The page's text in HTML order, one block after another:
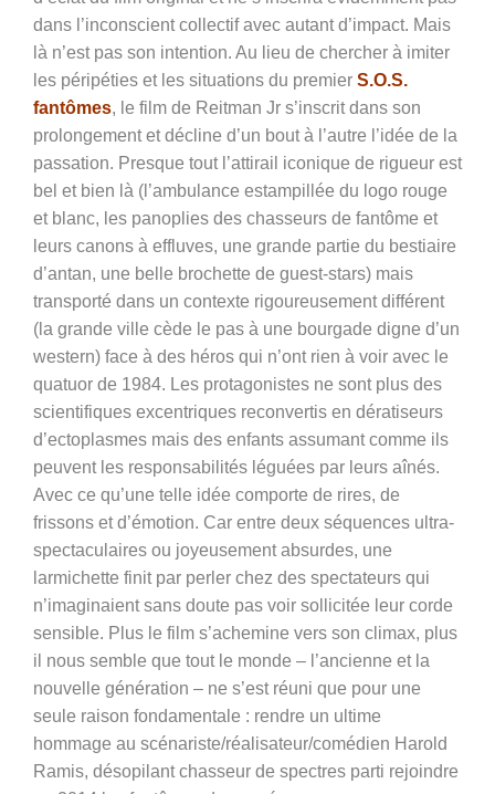
dans l’inconscient collectif avec autant d’impact. Mais
là n’est pas son intention. Au lieu de chercher à imiter
les péripéties et les situations du premier S.O.S.
fantômes, le film de Reitman Jr s’inscrit dans son
prolongement et décline d’un bout à l’autre l’idée de la
passation. Presque tout l’attirail iconique de rigueur est
bel et bien là (l’ambulance estampillée du logo rouge
et blanc, les panoplies des chasseurs de fantôme et
leurs canons à effluves, une grande partie du bestiaire
d’antan, une belle brochette de guest-stars) mais
transporté dans un contexte rigoureusement différent
(la grande ville cède le pas à une bourgade digne d’un
western) face à des héros qui n’ont rien à voir avec le
quatuor de 1984. Les protagonistes ne sont plus des
scientifiques excentriques reconvertis en dératiseurs
d’ectoplasmes mais des enfants assumant comme ils
peuvent les responsabilités léguées par leurs aînés.
Avec ce qu’une telle idée comporte de rires, de
frissons et d’émotion. Car entre deux séquences ultra-
spectaculaires ou joyeusement absurdes, une
larmichette finit par perler chez des spectateurs qui
n’imaginaient sans doute pas voir sollicitée leur corde
sensible. Plus le film s’achemine vers son climax, plus
il nous semble que tout le monde – l’ancienne et la
nouvelle génération – ne s’est réuni que pour une
seule raison fondamentale : rendre un ultime
hommage au scénariste/réalisateur/comédien Harold
Ramis, désopilant chasseur de spectres parti rejoindre